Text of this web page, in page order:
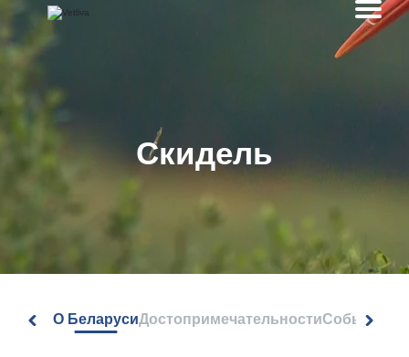
Скидель
О БеларусиДостопримечательностиСобытия